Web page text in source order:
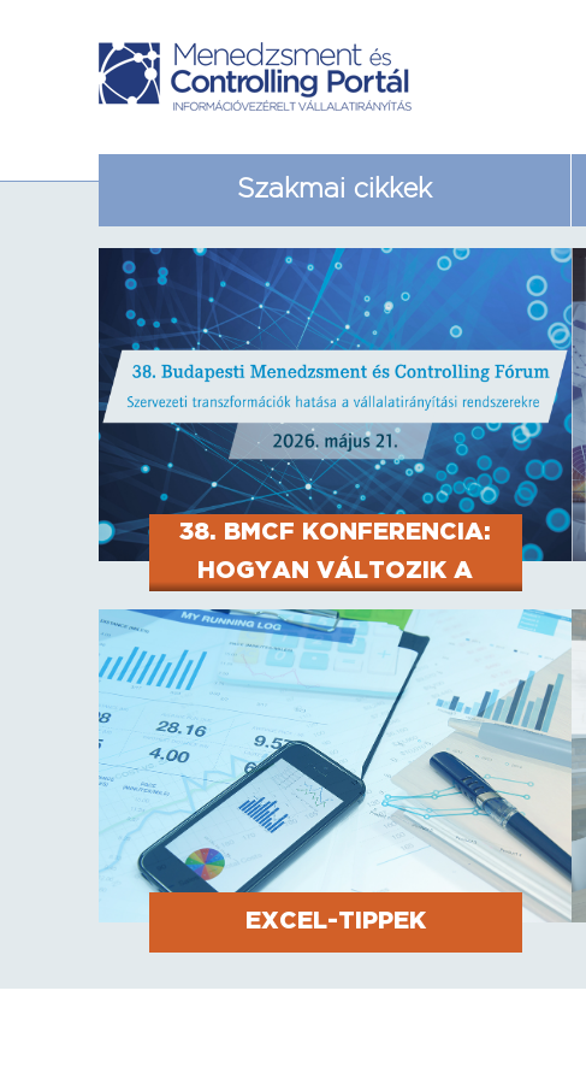
Szakmai cikkek
38. BMCF KONFERENCIA:
HOGYAN VÁLTOZIK A
CONTROLLING SZEREPE
TURBULENS VILÁGUNKBAN?
EXCEL-TIPPEK